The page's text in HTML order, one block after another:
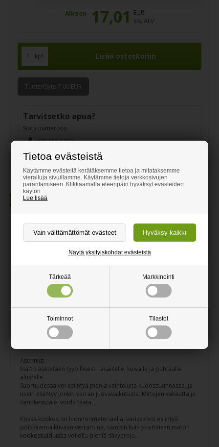
Tietoa evästeistä
Käytämme evästeitä kerätäksemme tietoa ja mitataksemme
vierailuja sivuillamme. Käytämme tietoja verkkosivujen
parantamiseen. Klikkaamalla eteenpäin hyväksyt evästeiden
käytön
Lue lisää
Tärkeää Markkinointi
Toiminnot Tilastot
Näytä yksityiskohdat evästeistä
Alkaen 17,01
EUR
sis. ALV
kpl
Tuotenäyte 7,00 EUR
Tarvitsetko apua?
Soita numeroon
093 157 3850
asiakaspalvelu@puupuoti.fi
Tuotekuvaus
Musta kookosmatto tarvittujen
mittojen mukaan
Kaunis ja käytännöllinen kookosmatto leikattu haluamiisi
Luo hyvännäköinen ja puhdas sisäänkäynti itsellesi ja vieraillesi
kauniin värisellä kookosmatolla, joka sopii muuhun
sisustukseesi. Kookos on ajaton ja erittäin kestävä
lialta, kosteudelta ja likaisilta kengiltä. Kookosmatossa on
kestävä vinyylipohja.
Väri: Musta
Asennus:
Matto asetetaan tyypillisesti tasaiselle, kuivalle ja puhtaalle
alustalle.
Suoruudessa voi esiintyä pieniä vaihteluita kudossuunnassa, ja
usein esiintyy jonkin verran juovavaikutusta. Mittojen vakautta ja
värinkestoa ei voida taata.
Koska kookos on luonnonmateriaalia, värissä voi esiintyä
poikkeamia kuvaan verrattuna, samoin kuin yksittäisen maton
kookoskuiduissa voi olla pieniä sävyeroja.